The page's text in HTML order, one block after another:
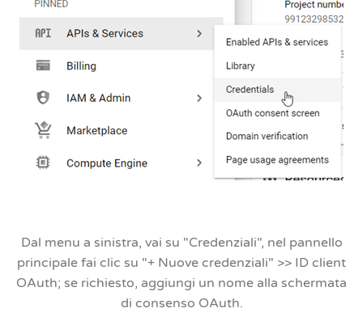
Dal menu a sinistra, vai su "Credenziali", nel pannello
principale fai clic su "+ Nuove credenziali" >> ID client
OAuth; se richiesto, aggiungi un nome alla schermata
di consenso OAuth.